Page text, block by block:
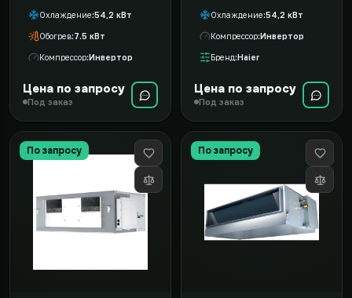
Охлаждение 54,2 кВт
Обогрев 7.5 кВт
Компрессор Инвертор
Цена по запросу
Под заказ
Охлаждение 54,2 кВт
Компрессор Инвертор
Бренд Haier
Цена по запросу
Под заказ
По запросу По запросу